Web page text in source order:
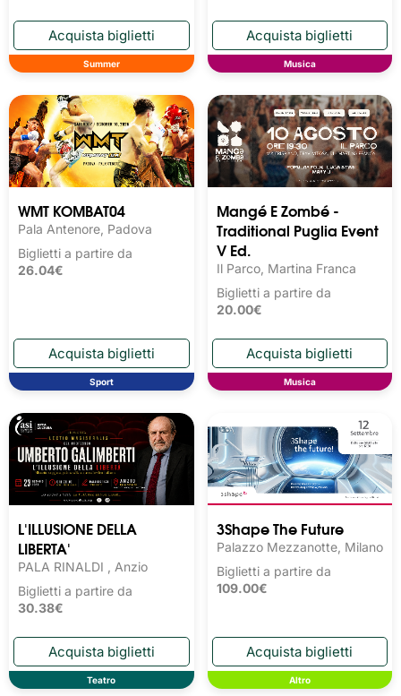
Summer Musica
WMT KOMBAT04
Pala Antenore, Padova
Biglietti a partire da
26.04€
Sport
Mangé E Zombé -
Traditional Puglia Event
V Ed.
Il Parco, Martina Franca
Biglietti a partire da
20.00€
Musica
L'ILLUSIONE DELLA
LIBERTA'
PALA RINALDI , Anzio
Biglietti a partire da
30.38€
Teatro
3Shape The Future
Palazzo Mezzanotte, Milano
Biglietti a partire da
109.00€
Altro